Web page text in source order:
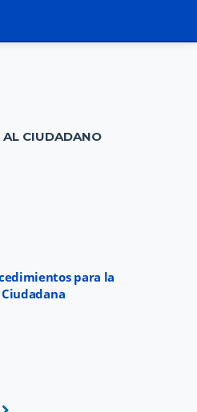
CIUDADANO
para la